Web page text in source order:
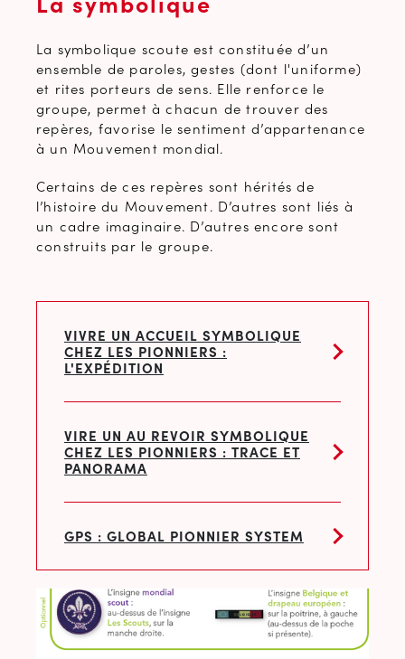
La symbolique scoute est constituée d’un
ensemble de paroles, gestes (dont l'uniforme)
et rites porteurs de sens. Elle renforce le
groupe, permet à chacun de trouver des
repères, favorise le sentiment d’appartenance
à un Mouvement mondial.
Certains de ces repères sont hérités de
l’histoire du Mouvement. D’autres sont liés à
un cadre imaginaire. D’autres encore sont
construits par le groupe.
VIVRE UN ACCUEIL SYMBOLIQUE
CHEZ LES PIONNIERS :
L'EXPÉDITION
VIRE UN AU REVOIR SYMBOLIQUE
CHEZ LES PIONNIERS : TRACE ET
PANORAMA
GPS : GLOBAL PIONNIER SYSTEM